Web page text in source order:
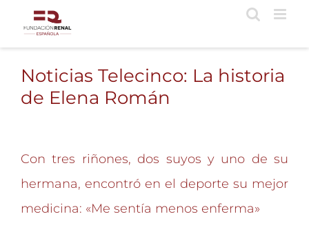
contenido
Noticias Telecinco: La historia
de Elena Román
Con tres riñones, dos suyos y uno de su
hermana, encontró en el deporte su mejor
medicina: «Me sentía menos enferma»